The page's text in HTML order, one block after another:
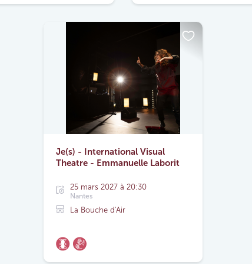
Je(s) - International Visual
Theatre - Emmanuelle Laborit
25 mars 2027 à 20:30
Nantes
La Bouche d'Air